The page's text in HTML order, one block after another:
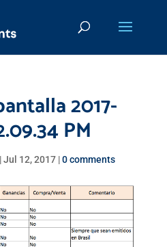
2017-
PM
Jul 12, 2017|0 comments